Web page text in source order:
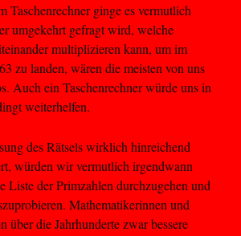
Taschenrechner ginge es vermutlich
umgekehrt gefragt wird, welche
multiplizieren kann, um im
zu landen, wären die meisten von uns
Auch ein Taschenrechner würde uns in
weiterhelfen.
des Rätsels wirklich hinreichend
würden wir vermutlich irgendwann
Liste der Primzahlen durchzugehen und
Mathematikerinnen und
über die Jahrhunderte zwar bessere